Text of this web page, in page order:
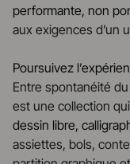
performante, non
aux exigences d’un
Poursuivez
Entre spontanéité
est une collection
dessin libre,
assiettes, bols,